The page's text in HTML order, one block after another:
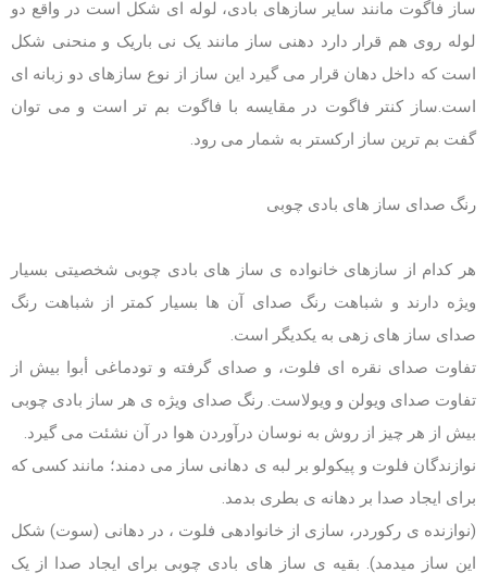
ساز فاگوت مانند سایر سازهای بادی، لوله ای شکل است در واقع دو
لوله روی هم قرار دارد دهنی ساز مانند یک نی باریک و منحنی شکل
است که داخل دهان قرار می گیرد این ساز از نوع سازهای دو زبانه ای
است.ساز کنتر فاگوت در مقایسه با فاگوت بم تر است و می توان
گفت بم ترین ساز ارکستر به شمار می رود.
رنگ صدای ساز های بادی چوبی
هر کدام از سازهای خانواده ی ساز های بادی چوبی شخصیتی بسیار
ویژه دارند و شباهت رنگ صدای آن ها بسیار کمتر از شباهت رنگ
صدای ساز های زهی به یکدیگر است.
تفاوت صدای نقره ای فلوت، و صدای گرفته و تودماغی أبوا بیش از
تفاوت صدای ویولن و ویولاست. رنگ صدای ویژه ی هر ساز بادی چوبی
بیش از هر چیز از روش به نوسان درآوردن هوا در آن نشئت می گیرد.
نوازندگان فلوت و پیکولو بر لبه ی دهانی ساز می دمند؛ مانند کسی که
برای ایجاد صدا بر دهانه ی بطری بدمد.
(نوازنده ی رکوردر، سازی از خانوادهی فلوت ، در دهانی (سوت) شکل
این ساز میدمد). بقیه ی ساز های بادی چوبی برای ایجاد صدا از یک